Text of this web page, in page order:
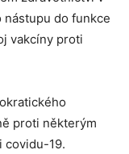
nástupu do funkce
vakcíny proti
proti některým
covidu-19.